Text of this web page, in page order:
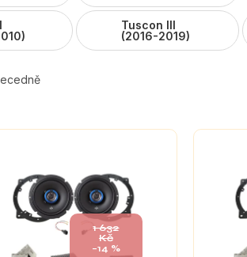
Tuscon III
(2016-2019)
1 632
Kč
–14 %